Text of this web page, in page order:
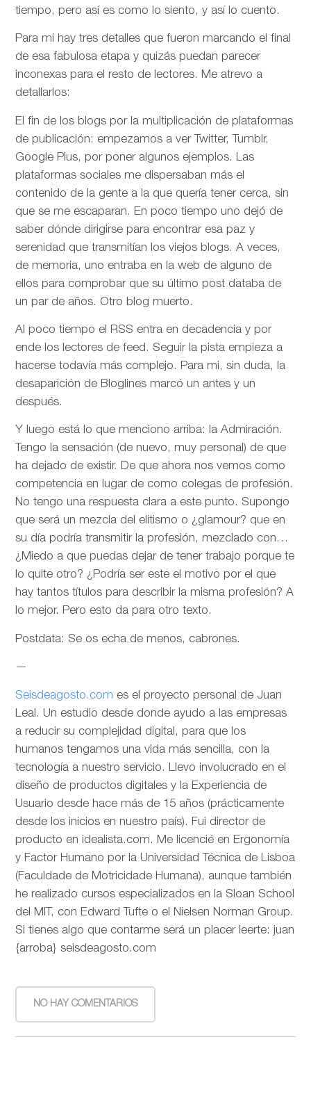
tiempo, pero así es como lo siento, y así lo cuento.
Para mi hay tres detalles que fueron marcando el final
de esa fabulosa etapa y quizás puedan parecer
inconexas para el resto de lectores. Me atrevo a
detallarlos:
El fin de los blogs por la multiplicación de plataformas
de publicación: empezamos a ver Twitter, Tumblr,
Google Plus, por poner algunos ejemplos. Las
plataformas sociales me dispersaban más el
contenido de la gente a la que quería tener cerca, sin
que se me escaparan. En poco tiempo uno dejó de
saber dónde dirigirse para encontrar esa paz y
serenidad que transmitían los viejos blogs. A veces,
de memoria, uno entraba en la web de alguno de
ellos para comprobar que su último post databa de
un par de años. Otro blog muerto.
Al poco tiempo el RSS entra en decadencia y por
ende los lectores de feed. Seguir la pista empieza a
hacerse todavía más complejo. Para mi, sin duda, la
desaparición de Bloglines marcó un antes y un
después.
Y luego está lo que menciono arriba: la Admiración.
Tengo la sensación (de nuevo, muy personal) de que
ha dejado de existir. De que ahora nos vemos como
competencia en lugar de como colegas de profesión.
No tengo una respuesta clara a este punto. Supongo
que será un mezcla del elitismo o ¿glamour? que en
su día podría transmitir la profesión, mezclado con…
¿Miedo a que puedas dejar de tener trabajo porque te
lo quite otro? ¿Podría ser este el motivo por el que
hay tantos títulos para describir la misma profesión? A
lo mejor. Pero esto da para otro texto.
Postdata: Se os echa de menos, cabrones.
—
Seisdeagosto.com es el proyecto personal de Juan
Leal. Un estudio desde donde ayudo a las empresas
a reducir su complejidad digital, para que los
humanos tengamos una vida más sencilla, con la
tecnología a nuestro servicio. Llevo involucrado en el
diseño de productos digitales y la Experiencia de
Usuario desde hace más de 15 años (prácticamente
desde los inicios en nuestro país). Fui director de
producto en idealista.com. Me licencié en Ergonomía
y Factor Humano por la Universidad Técnica de Lisboa
(Faculdade de Motricidade Humana), aunque también
he realizado cursos especializados en la Sloan School
del MIT, con Edward Tufte o el Nielsen Norman Group.
Si tienes algo que contarme será un placer leerte: juan
{arroba} seisdeagosto.com
NO HAY COMENTARIOS